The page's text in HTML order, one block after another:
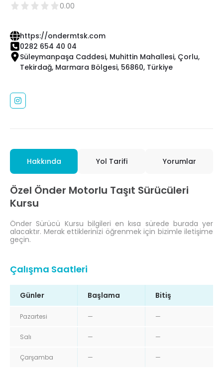
0.00
https://ondermtsk.com
0282 654 40 04
Süleymanpaşa Caddesi, Muhittin Mahallesi, Çorlu,
Tekirdağ, Marmara Bölgesi, 56860, Türkiye
Hakkında Yol Tarifi Yorumlar
Özel Önder Motorlu Taşıt Sürücüleri
Kursu
Önder Sürücü Kursu bilgileri en kısa sürede burada yer
alacaktır. Merak ettiklerinizi öğrenmek için bizimle iletişime
geçin.
Çalışma Saatleri
Günler Başlama Bitiş
Pazartesi — —
Salı — —
Çarşamba — —